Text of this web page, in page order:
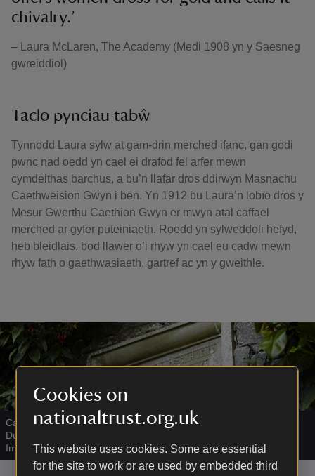
Cookies on
nationaltrust.org.uk
This website uses cookies. Some are essential
for the site to work or are used by embedded third
chivalry.’
– Laura McLaren, The Academy (Medi 1908 yn y Saesneg
gwreiddiol)
Taclo pynciau tabŵ
Tynnodd Laura sylw at gam-drin merched ifanc, gan godi
pwnc nad oedd yn cael ei drafod fel arfer mewn
cymdeithas barchus, a bu’n llafar dros ddirwyn Masnachu
Caethweision Gwyn i ben. Yn 1912 bu Laura’n lobïo dros y
Mesur Gwerthu Caethion Gwyn er mwyn atal caffael
merched ar gyfer puteiniaeth. Roedd yn sylweddoli hefyd,
heb bleidlais, bod llawer o’i rhyw yn cael eu cadw mewn
rhyw fath o gaethwasiaeth, gartref ac yn y gweithle.
Carreg wedi’i harysgrifio yn coffau dylunydd y gerddi teras, Henry
Duncan McLaren, yng Ngardd Bodnant.
Images/Arnhel de Serra